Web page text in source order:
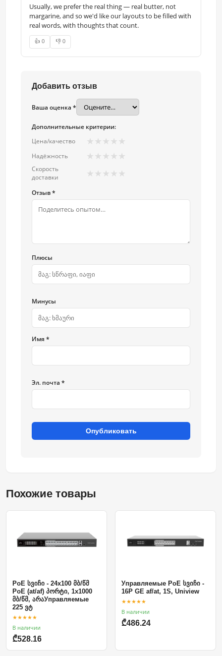
Usually, we prefer the real thing — real butter, not
margarine, and so we'd like our layouts to be filled with
real words, with thoughts that count.
👍 0 👎 0
Добавить отзыв
Ваша оценка *
Дополнительные критерии:
Цена/качество
★ ★ ★ ★ ★
Надёжность ★ ★ ★ ★ ★
Скорость
доставки
★ ★ ★ ★ ★
Отзыв *
Плюсы
Минусы
Имя *
Эл. почта *
Опубликовать
Похожие товары
PoE სვიჩი - 24x100 მბ/წმ
PoE (at/af) პორტი, 1x1000
მბ/წმ, არაУправляемые
225 ვტ
★★★★★
В наличии
₾528.16
Управляемые PoE სვიჩი -
16P GE af/at, 1S, Uniview
★★★★★
В наличии
₾486.24